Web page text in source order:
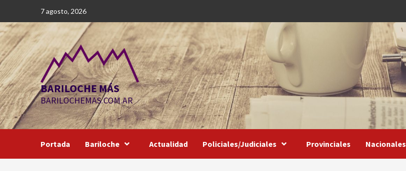
contenido
7 agosto, 2026
BARILOCHE MÁS
BARILOCHEMAS.COM.AR
Portada Bariloche Actualidad Policiales/Judiciales Provinciales Nacionales